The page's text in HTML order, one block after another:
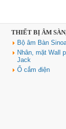
THIẾT BỊ ÂM
Bộ âm Bàn
Nhân, mặt Wall
Jack
Ổ cắm điện